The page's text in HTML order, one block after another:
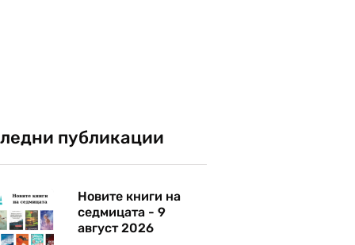
публикации
Новите книги на
седмицата - 9
август 2026